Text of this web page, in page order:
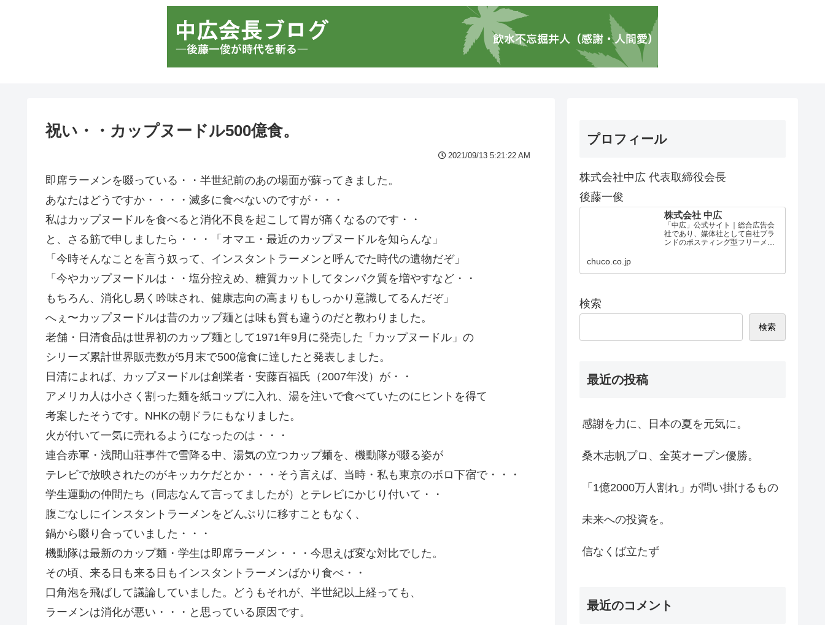
祝い・・カップヌードル500億食。
2021/09/13 5:21:22 AM
即席ラーメンを啜っている・・半世紀前のあの場面が蘇ってきました。
あなたはどうですか・・・・滅多に食べないのですが・・・
私はカップヌードルを食べると消化不良を起こして胃が痛くなるのです・・
と、さる筋で申しましたら・・・「オマエ・最近のカップヌードルを知らんな」
「今時そんなことを言う奴って、インスタントラーメンと呼んでた時代の遺物だぞ」
「今やカップヌードルは・・塩分控えめ、糖質カットしてタンパク質を増やすなど・・
もちろん、消化し易く吟味され、健康志向の高まりもしっかり意識してるんだぞ」
へぇ〜カップヌードルは昔のカップ麺とは味も質も違うのだと教わりました。
老舗・日清食品は世界初のカップ麺として1971年9月に発売した「カップヌードル」の
シリーズ累計世界販売数が5月末で500億食に達したと発表しました。
日清によれば、カップヌードルは創業者・安藤百福氏（2007年没）が・・
アメリカ人は小さく割った麺を紙コップに入れ、湯を注いで食べていたのにヒントを得て
考案したそうです。NHKの朝ドラにもなりました。
火が付いて一気に売れるようになったのは・・・
連合赤軍・浅間山荘事件で雪降る中、湯気の立つカップ麺を、機動隊が啜る姿が
テレビで放映されたのがキッカケだとか・・・そう言えば、当時・私も東京のボロ下宿で・・・
学生運動の仲間たち（同志なんて言ってましたが）とテレビにかじり付いて・・
腹ごなしにインスタントラーメンをどんぶりに移すこともなく、
鍋から啜り合っていました・・・
機動隊は最新のカップ麺・学生は即席ラーメン・・・今思えば変な対比でした。
その頃、来る日も来る日もインスタントラーメンばかり食べ・・
口角泡を飛ばして議論していました。どうもそれが、半世紀以上経っても、
ラーメンは消化が悪い・・・と思っている原因です。
プロフィール
株式会社中広 代表取締役会長
後藤一俊
株式会社 中広
「中広」公式サイト｜総合広告会
社であり、媒体社として自社ブラ
ンドのポスティング型フリーメデ
chuco.co.jp
検索
検索
最近の投稿
感謝を力に、日本の夏を元気に。
桑木志帆プロ、全英オープン優勝。
「1億2000万人割れ」が問い掛けるもの
未来への投資を。
信なくば立たず
最近のコメント